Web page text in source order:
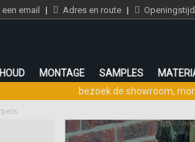
email | Adres en route |
MONTAGE SAMPLES
bezoek de showroom,